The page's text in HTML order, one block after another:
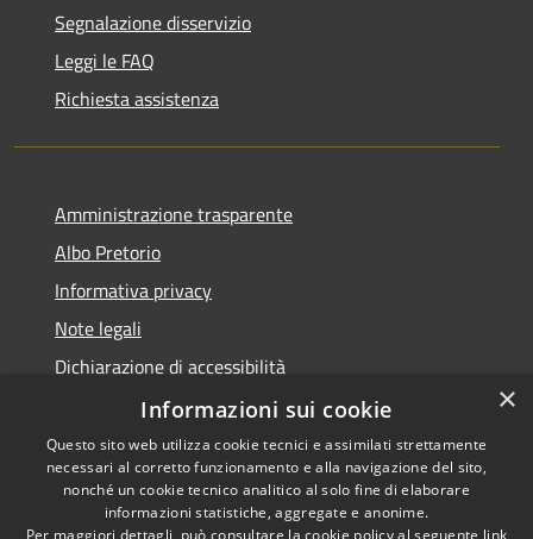
Segnalazione disservizio
Leggi le FAQ
Richiesta assistenza
Amministrazione trasparente
Albo Pretorio
Informativa privacy
Note legali
Dichiarazione di accessibilità
Dichiarazione di accessibilità dal 2025
RSS
Copyright © 2026 • Comune di
×
Informazioni sui cookie
Questo sito web utilizza cookie tecnici e assimilati strettamente
necessari al corretto funzionamento e alla navigazione del sito,
nonché un cookie tecnico analitico al solo fine di elaborare
informazioni statistiche, aggregate e anonime.
Per maggiori dettagli, può consultare la cookie policy al seguente link